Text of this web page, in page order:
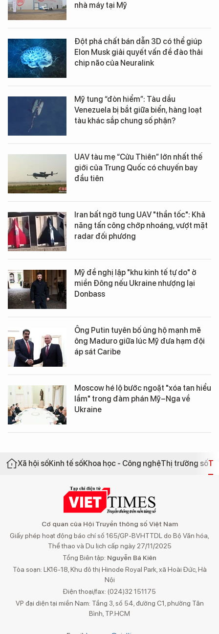
nhà máy tại Mỹ
Đột phá chất bán dẫn 3D có thể giúp
Elon Musk giải quyết vấn đề đào thải
chip não của Neuralink
Mỹ tung “đòn hiểm”: Tàu dầu
Venezuela bị bắt giữa biển, hàng loạt
tàu khác sắp chung số phận?
UAV tàu mẹ “Cửu Thiên” lớn nhất thế
giới của Trung Quốc có chuyến bay
đầu tiên
Iran bất ngờ tung UAV "thần tốc": Khả
năng tấn công chớp nhoáng, vượt mặt
radar đối phương
Mỹ đề nghị lập "khu kinh tế tự do" ở
miền Đông nếu Ukraine nhượng lại
Donbass
Ông Putin tuyên bố ủng hộ mạnh mẽ
ông Maduro giữa lúc Mỹ đưa hạm đội
áp sát Caribe
Moscow hé lộ bước ngoặt "xóa tan hiểu
lầm" trong đàm phán Mỹ–Nga về
Ukraine
Xã hội sốKinh tế sốKhoa học - Công nghệThị trường số
Cơ quan của Hội Truyền thông số Việt Nam
Giấy phép hoạt động báo chí số 165/GP-BVHTTDL do Bộ Văn hóa,
Thể thao và Du lịch cấp ngày 27/11/2025
Tổng Biên tập: Nguyễn Bá Kiên
Tòa soạn: LK16-18, Khu đô thị Hinode Royal Park, xã Hoài Đức, Hà
Nội
Điện thoại/fax: (024)32 151175
VP đại diện tại miền Nam: Tầng 3, số 54, đường C1, phường Tân
Bình, TP.HCM